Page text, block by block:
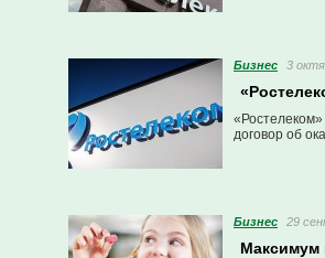
Бизнес 3
договор об
Бизнес 29
Максимум